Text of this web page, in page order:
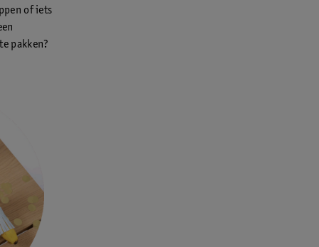
of iets
pakken?